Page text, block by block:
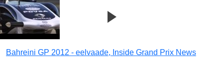
Bahreini GP 2012 - eelvaade, Inside Grand Prix News